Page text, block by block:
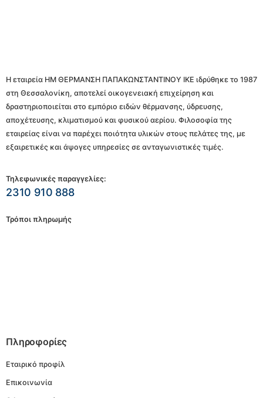
Η εταιρεία ΗΜ ΘΕΡΜΑΝΣΗ ΠΑΠΑΚΩΝΣΤΑΝΤΙΝΟΥ ΙΚΕ ιδρύθηκε το 1987
στη Θεσσαλονίκη, αποτελεί οικογενειακή επιχείρηση και
δραστηριοποιείται στο εμπόριο ειδών θέρμανσης, ύδρευσης,
αποχέτευσης, κλιματισμού και φυσικού αερίου. Φιλοσοφία της
εταιρείας είναι να παρέχει ποιότητα υλικών στους πελάτες της, με
εξαιρετικές και άψογες υπηρεσίες σε ανταγωνιστικές τιμές.
Τηλεφωνικές παραγγελίες:
2310 910 888
Τρόποι πληρωμής
Πληροφορίες
Εταιρικό προφίλ
Επικοινωνία